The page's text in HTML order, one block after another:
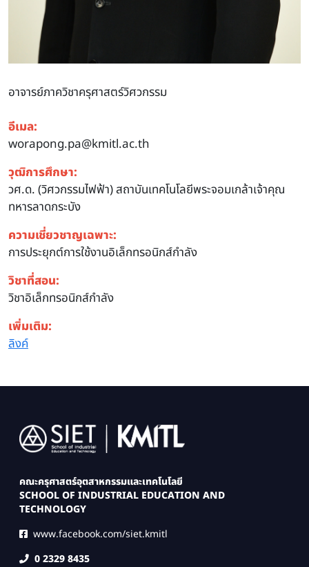
อาจารย์ภาควิชาครุศาสตร์วิศวกรรม
อีเมล:
worapong.pa@kmitl.ac.th
วุฒิการศึกษา:
วศ.ด. (วิศวกรรมไฟฟ้า) สถาบันเทคโนโลยีพระจอมเกล้าเจ้าคุณ
ทหารลาดกระบัง
ความเชี่ยวชาญเฉพาะ:
การประยุกต์การใช้งานอิเล็กทรอนิกส์กำลัง
วิชาที่สอน:
วิชาอิเล็กทรอนิกส์กำลัง
เพิ่มเติม:
ลิงค์
Image
คณะครุศาสตร์อุตสาหกรรมและเทคโนโลยี
SCHOOL OF INDUSTRIAL EDUCATION AND
TECHNOLOGY
www.facebook.com/siet.kmitl
0 2329 8435